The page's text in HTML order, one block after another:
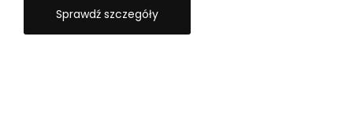
Sprawdź szczegóły